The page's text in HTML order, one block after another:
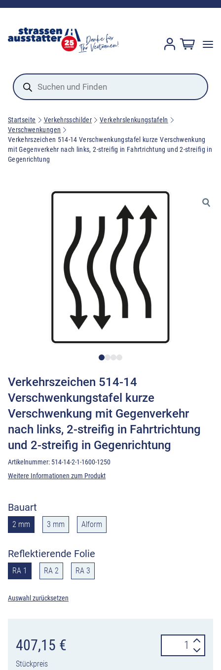
Products
search
Startseite Verkehrsschilder
Verkehrslenkungstafeln
Verschwenkungen
Verkehrszeichen 514-14 Verschwenkungstafel kurze Verschwenkung
mit Gegenverkehr nach links, 2-streifig in Fahrtrichtung und 2-streifig in
Gegenrichtung
Verkehrszeichen 514-14
Verschwenkungstafel kurze
Verschwenkung mit Gegenverkehr
nach links, 2-streifig in Fahrtrichtung
und 2-streifig in Gegenrichtung
Artikelnummer: 514-14-2-1-1600-1250
Weitere Informationen zum Produkt
Bauart
2 mm 3 mm Alform
Reflektierende Folie
RA 1 RA 2 RA 3
Auswahl zurücksetzen
407,15 €
Stückpreis
514-